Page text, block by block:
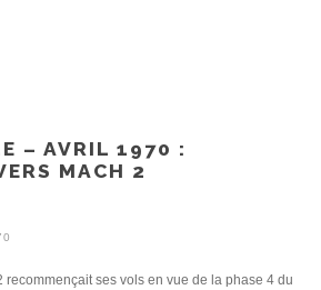
– AVRIL 1970 :
MACH 2
recommençait ses vols en vue de la phase 4 du